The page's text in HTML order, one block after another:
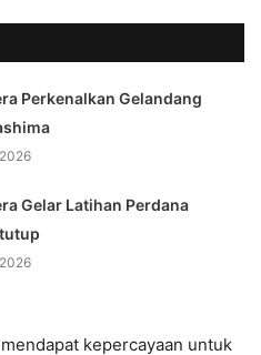
Perkenalkan Gelandang
Gelar Latihan Perdana
kepercayaan untuk